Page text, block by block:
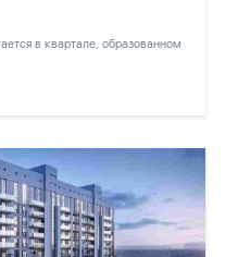
в квартале, образованном